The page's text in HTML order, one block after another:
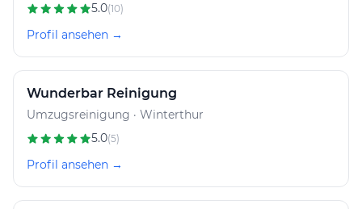
5.0(10)
Profil ansehen →
Wunderbar Reinigung
Umzugsreinigung · Winterthur
5.0(5)
Profil ansehen →